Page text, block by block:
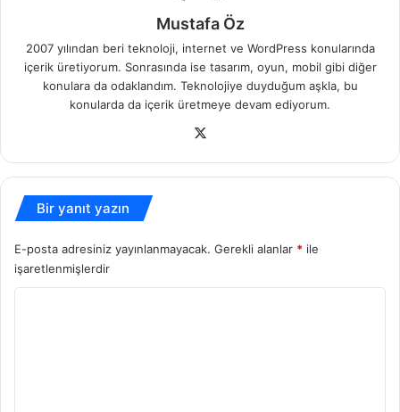
Mustafa Öz
2007 yılından beri teknoloji, internet ve WordPress konularında
içerik üretiyorum. Sonrasında ise tasarım, oyun, mobil gibi diğer
konulara da odaklandım. Teknolojiye duyduğum aşkla, bu
konularda da içerik üretmeye devam ediyorum.
Bir yanıt yazın
E-posta adresiniz yayınlanmayacak. Gerekli alanlar * ile
işaretlenmişlerdir